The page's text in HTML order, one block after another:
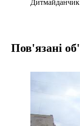
Дитмайданчик
Пов'язані